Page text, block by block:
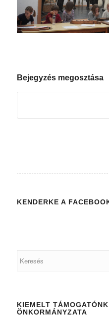
Bejegyzés megosztása
KENDERKE A
KIEMELT
ÖNKORMÁNYZATA